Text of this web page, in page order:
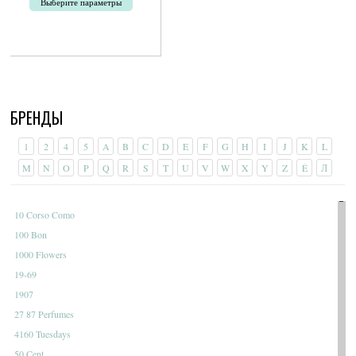
400руб.
имеет
можно
выбрать
странице
товара.
БРЕНДЫ
1 2 4 5 A B C D E F G H I J K
L
M
N O P Q R S T U V W X Y Z É Л
10 Corso Como
100 Bon
1000 Flowers
19-69
1907
27 87 Perfumes
4160 Tuesdays
50 Cent